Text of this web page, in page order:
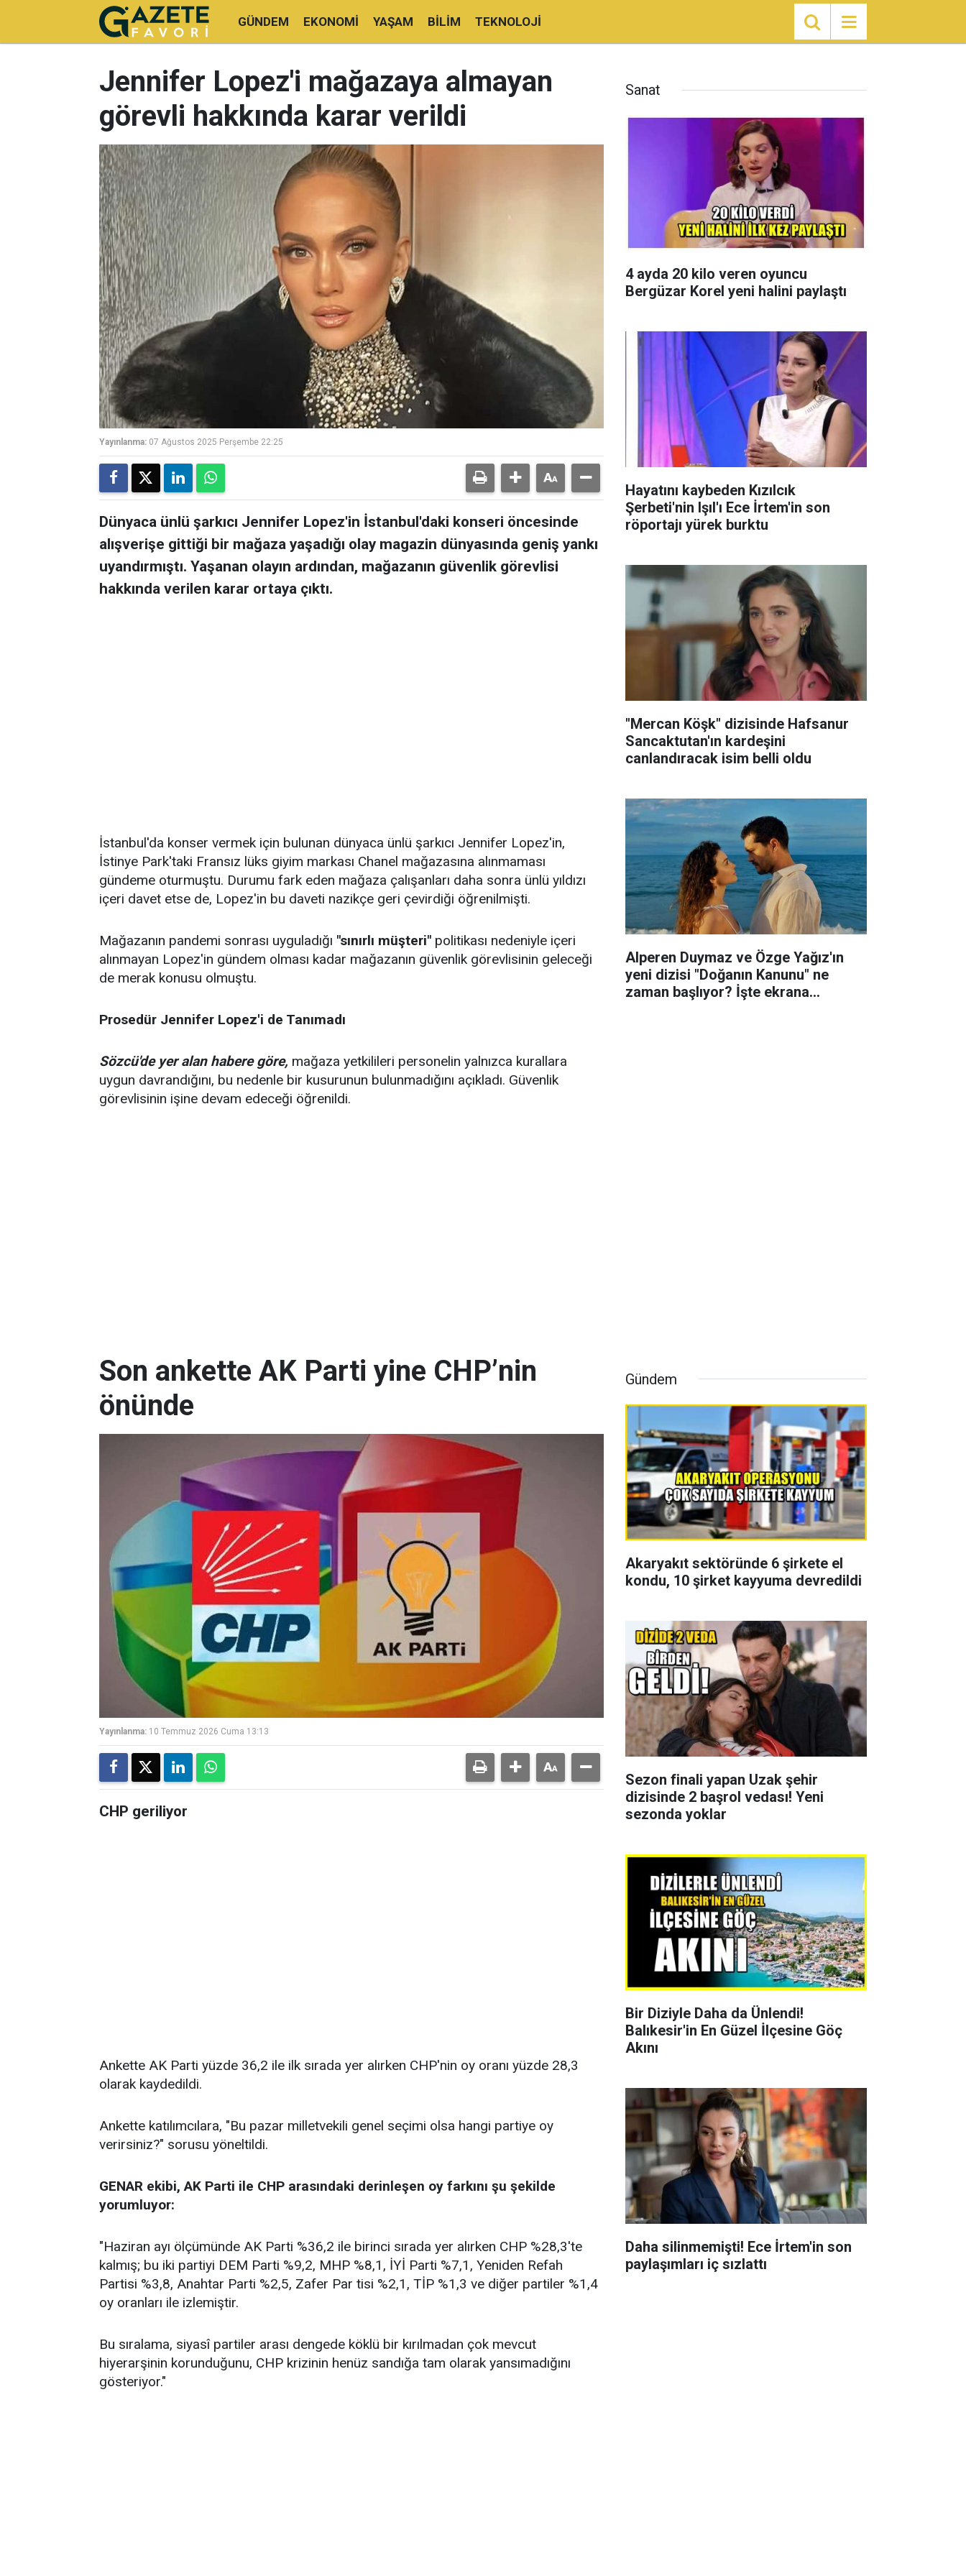
GÜNDEM EKONOMI YAŞAM BILIM TEKNOLOJI
Jennifer Lopez'i mağazaya almayan
görevli hakkında karar verildi
Yayınlanma: 07 Ağustos 2025 Perşembe 22:25
Dünyaca ünlü şarkıcı Jennifer Lopez'in İstanbul'daki konseri öncesinde
alışverişe gittiği bir mağaza yaşadığı olay magazin dünyasında geniş yankı
uyandırmıştı. Yaşanan olayın ardından, mağazanın güvenlik görevlisi
hakkında verilen karar ortaya çıktı.
İstanbul'da konser vermek için bulunan dünyaca ünlü şarkıcı Jennifer Lopez'in,
İstinye Park'taki Fransız lüks giyim markası Chanel mağazasına alınmaması
gündeme oturmuştu. Durumu fark eden mağaza çalışanları daha sonra ünlü yıldızı
içeri davet etse de, Lopez'in bu daveti nazikçe geri çevirdiği öğrenilmişti.
Mağazanın pandemi sonrası uyguladığı "sınırlı müşteri" politikası nedeniyle içeri
alınmayan Lopez'in gündem olması kadar mağazanın güvenlik görevlisinin geleceği
de merak konusu olmuştu.
Prosedür Jennifer Lopez'i de Tanımadı
Sözcü'de yer alan habere göre, mağaza yetkilileri personelin yalnızca kurallara
uygun davrandığını, bu nedenle bir kusurunun bulunmadığını açıkladı. Güvenlik
görevlisinin işine devam edeceği öğrenildi.
Sanat
4 ayda 20 kilo veren oyuncu
Bergüzar Korel yeni halini paylaştı
Hayatını kaybeden Kızılcık
Şerbeti'nin Işıl'ı Ece İrtem'in son
röportajı yürek burktu
"Mercan Köşk" dizisinde Hafsanur
Sancaktutan'ın kardeşini
canlandıracak isim belli oldu
Alperen Duymaz ve Özge Yağız'ın
yeni dizisi "Doğanın Kanunu" ne
zaman başlıyor? İşte ekrana
Son ankette AK Parti yine CHP’nin
önünde
Yayınlanma: 10 Temmuz 2026 Cuma 13:13
CHP geriliyor
Ankette AK Parti yüzde 36,2 ile ilk sırada yer alırken CHP'nin oy oranı yüzde 28,3
olarak kaydedildi.
Ankette katılımcılara, "Bu pazar milletvekili genel seçimi olsa hangi partiye oy
verirsiniz?" sorusu yöneltildi.
GENAR ekibi, AK Parti ile CHP arasındaki derinleşen oy farkını şu şekilde
yorumluyor:
"Haziran ayı ölçümünde AK Parti %36,2 ile birinci sırada yer alırken CHP %28,3'te
kalmış; bu iki partiyi DEM Parti %9,2, MHP %8,1, İYİ Parti %7,1, Yeniden Refah
Partisi %3,8, Anahtar Parti %2,5, Zafer Par tisi %2,1, TİP %1,3 ve diğer partiler %1,4
oy oranları ile izlemiştir.
Bu sıralama, siyasî partiler arası dengede köklü bir kırılmadan çok mevcut
hiyerarşinin korunduğunu, CHP krizinin henüz sandığa tam olarak yansımadığını
gösteriyor."
Gündem
Akaryakıt sektöründe 6 şirkete el
kondu, 10 şirket kayyuma devredildi
Sezon finali yapan Uzak şehir
dizisinde 2 başrol vedası! Yeni
sezonda yoklar
Bir Diziyle Daha da Ünlendi!
Balıkesir'in En Güzel İlçesine Göç
Akını
Daha silinmemişti! Ece İrtem'in son
paylaşımları iç sızlattı